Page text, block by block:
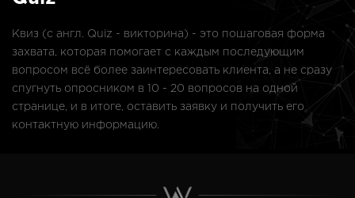
Квиз (с англ. Quiz - викторина) - это пошаговая форма
захвата, которая помогает с каждым последующим
вопросом всё более заинтересовать клиента, а не сразу
спугнуть опросником в 10 - 20 вопросов на одной
странице, и в итоге, оставить заявку и получить его
контактную информацию.